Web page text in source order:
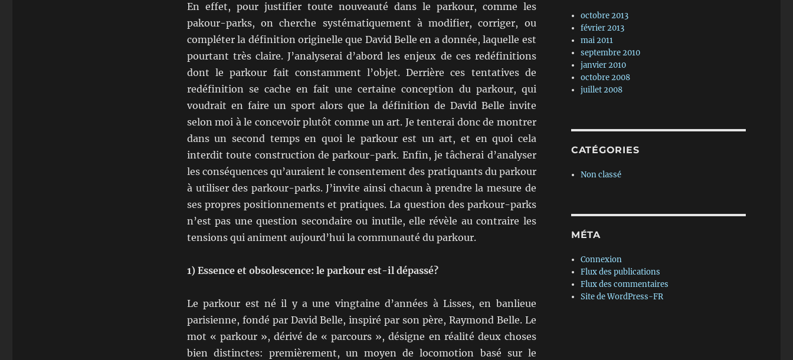
En effet, pour justifier toute nouveauté dans le parkour, comme les
pakour-parks, on cherche systématiquement à modifier, corriger, ou
compléter la définition originelle que David Belle en a donnée, laquelle est
pourtant très claire. J’analyserai d’abord les enjeux de ces redéfinitions
dont le parkour fait constamment l’objet. Derrière ces tentatives de
redéfinition se cache en fait une certaine conception du parkour, qui
voudrait en faire un sport alors que la définition de David Belle invite
selon moi à le concevoir plutôt comme un art. Je tenterai donc de montrer
dans un second temps en quoi le parkour est un art, et en quoi cela
interdit toute construction de parkour-park. Enfin, je tâcherai d’analyser
les conséquences qu’auraient le consentement des pratiquants du parkour
à utiliser des parkour-parks. J’invite ainsi chacun à prendre la mesure de
ses propres positionnements et pratiques. La question des parkour-parks
n’est pas une question secondaire ou inutile, elle révèle au contraire les
tensions qui animent aujourd’hui la communauté du parkour.
1) Essence et obsolescence: le parkour est-il dépassé?
Le parkour est né il y a une vingtaine d’années à Lisses, en banlieue
parisienne, fondé par David Belle, inspiré par son père, Raymond Belle. Le
mot « parkour », dérivé de « parcours », désigne en réalité deux choses
bien distinctes: premièrement, un moyen de locomotion basé sur le
octobre 2013
février 2013
mai 2011
septembre 2010
janvier 2010
octobre 2008
juillet 2008
CATÉGORIES
Non classé
MÉTA
Connexion
Flux des publications
Flux des commentaires
Site de WordPress-FR